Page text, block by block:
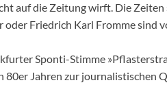
auf die Zeitung wirft. Die
Friedrich Karl Fromme sind
Sponti-Stimme
80er Jahren zur journalistischen